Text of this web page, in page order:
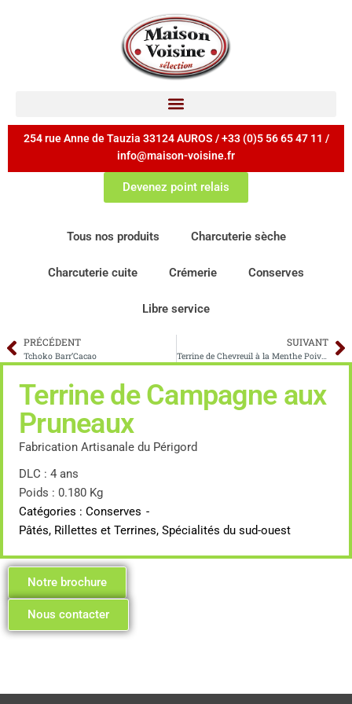
254 rue Anne de Tauzia 33124 AUROS / +33 (0)5 56 65 47 11 /
info@maison-voisine.fr
Devenez point relais
Tous nos produits Charcuterie sèche
Charcuterie cuite Crémerie Conserves
Libre service
PRÉCÉDENT
Tchoko Barr’Cacao
SUIVANT
Terrine de Chevreuil à la Menthe Poivrée
Terrine de Campagne aux
Pruneaux
Fabrication Artisanale du Périgord
DLC : 4 ans
Poids : 0.180 Kg
Catégories : Conserves -
Pâtés, Rillettes et Terrines, Spécialités du sud-ouest
Notre brochure
Nous contacter